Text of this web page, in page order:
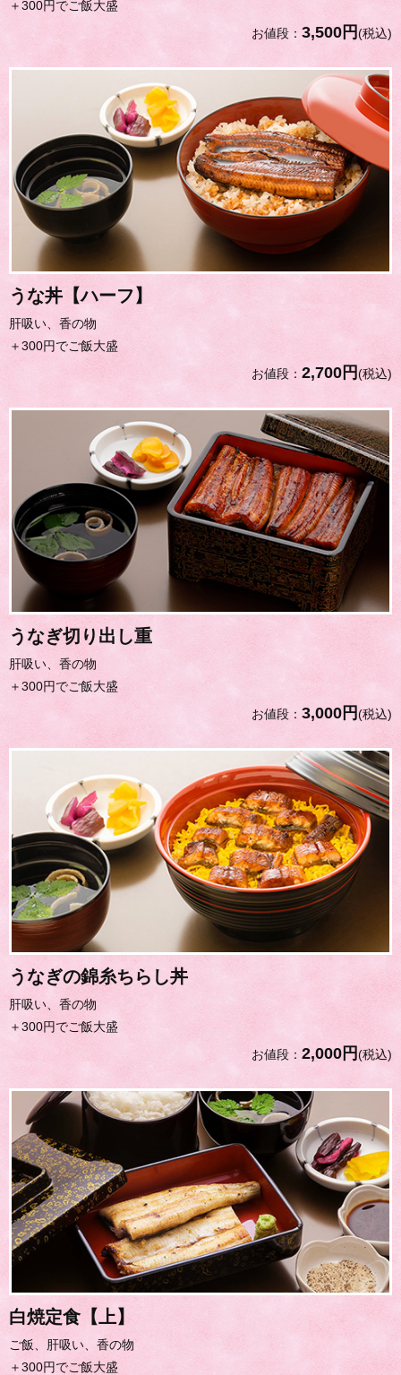
＋300円でご飯大盛
お値段： 3,500円(税込)
うな丼【ハーフ】
肝吸い、香の物
＋300円でご飯大盛
お値段： 2,700円(税込)
うなぎ切り出し重
肝吸い、香の物
＋300円でご飯大盛
お値段： 3,000円(税込)
うなぎの錦糸ちらし丼
肝吸い、香の物
＋300円でご飯大盛
お値段： 2,000円(税込)
白焼定食【上】
ご飯、肝吸い、香の物
＋300円でご飯大盛